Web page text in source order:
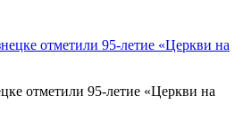
отметили 95-летие «Церкви на